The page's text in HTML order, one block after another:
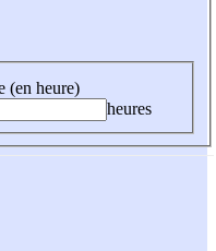
(en heure)
heures